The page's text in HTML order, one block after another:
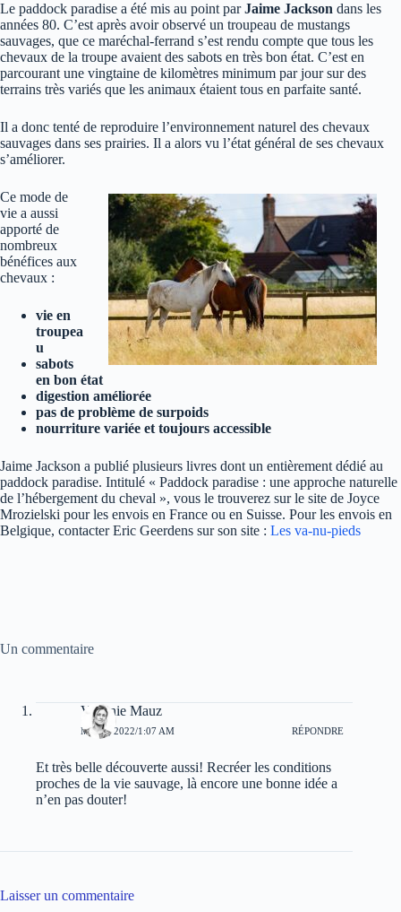
Le paddock paradise a été mis au point parJaime Jackson dans les
années 80. C’est après avoir observé un troupeau de mustangs
sauvages, que ce maréchal-ferrand s’est rendu compte que tous les
chevaux de la troupe avaient des sabots en très bon état. C’est en
parcourant une vingtaine de kilomètres minimum par jour sur des
terrains très variés que les animaux étaient tous en parfaite santé.
Il a donc tenté de reproduire l’environnement naturel des chevaux
sauvages dans ses prairies. Il a alors vu l’état général de ses chevaux
s’améliorer.
Ce mode de
vie a aussi
apporté de
nombreux
bénéfices aux
chevaux :
vie en
troupea
u
sabots
en bon état
digestion améliorée
pas de problème de surpoids
nourriture variée et toujours accessible
Jaime Jackson a publié plusieurs livres dont un entièrement dédié au
paddock paradise. Intitulé « Paddock paradise : une approche naturelle
de l’hébergement du cheval », vous le trouverez sur le site de Joyce
Mrozielski pour les envois en France ou en Suisse. Pour les envois en
Belgique, contacter Eric Geerdens sur son site : Les va-nu-pieds
Un commentaire
Virginie Mauz
MAI 3, 2022/1:07 AM RÉPONDRE
Et très belle découverte aussi! Recréer les conditions
proches de la vie sauvage, là encore une bonne idée a
n’en pas douter!
Laisser un commentaire